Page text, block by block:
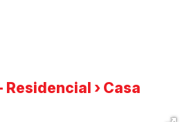
Residencial › Casa